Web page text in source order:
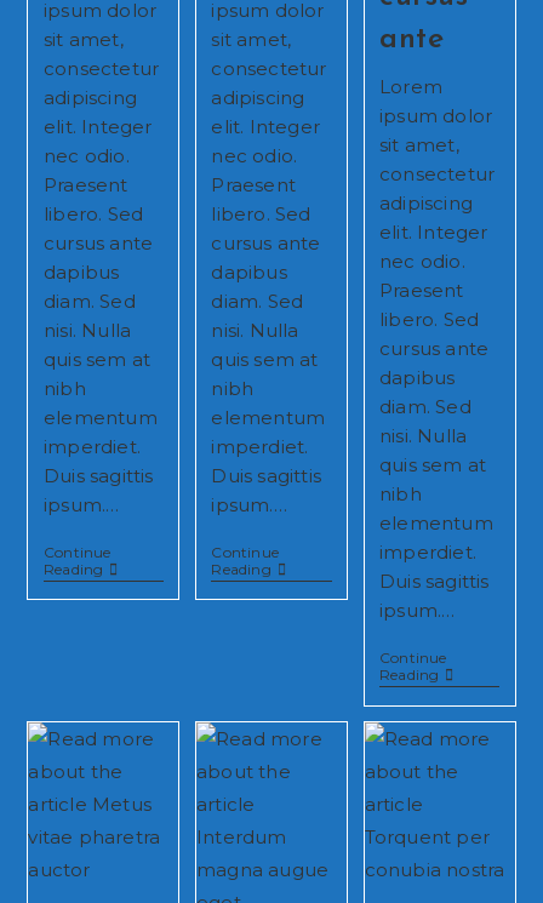
ipsum dolor
sit amet,
consectetur
adipiscing
elit. Integer
nec odio.
Praesent
libero. Sed
cursus ante
dapibus
diam. Sed
nisi. Nulla
quis sem at
nibh
elementum
imperdiet.
Duis sagittis
ipsum.…
Continue
Reading Neque
Adipiscing
ipsum dolor
sit amet,
consectetur
adipiscing
elit. Integer
nec odio.
Praesent
libero. Sed
cursus ante
dapibus
diam. Sed
nisi. Nulla
quis sem at
nibh
elementum
imperdiet.
Duis sagittis
ipsum.…
Continue
ReadingLitora
Torqent
ante
Lorem
ipsum dolor
sit amet,
consectetur
adipiscing
elit. Integer
nec odio.
Praesent
libero. Sed
cursus ante
dapibus
diam. Sed
nisi. Nulla
quis sem at
nibh
elementum
imperdiet.
Duis sagittis
ipsum.…
Continue
Reading Praesent
Libro
Se
Cursus
Ante